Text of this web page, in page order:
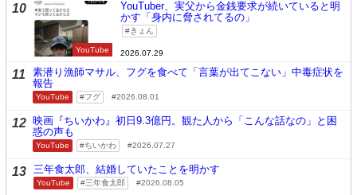
10
YouTube
YouTuber、実父から金銭要求が続いていると明
かす「身内に脅されてるの」
きょん
2026.07.29
11
素潜り漁師マサル、フグを食べて「言葉が出てこない」中毒症状を
報告
YouTube フグ 2026.08.01
12 映画『ちいかわ』初日9.3億円。観た人から「こんな話なの」と困
惑の声も
YouTube ちいかわ 2026.07.27
13 三年食太郎、結婚していたことを明かす
YouTube 三年食太郎 2026.08.05